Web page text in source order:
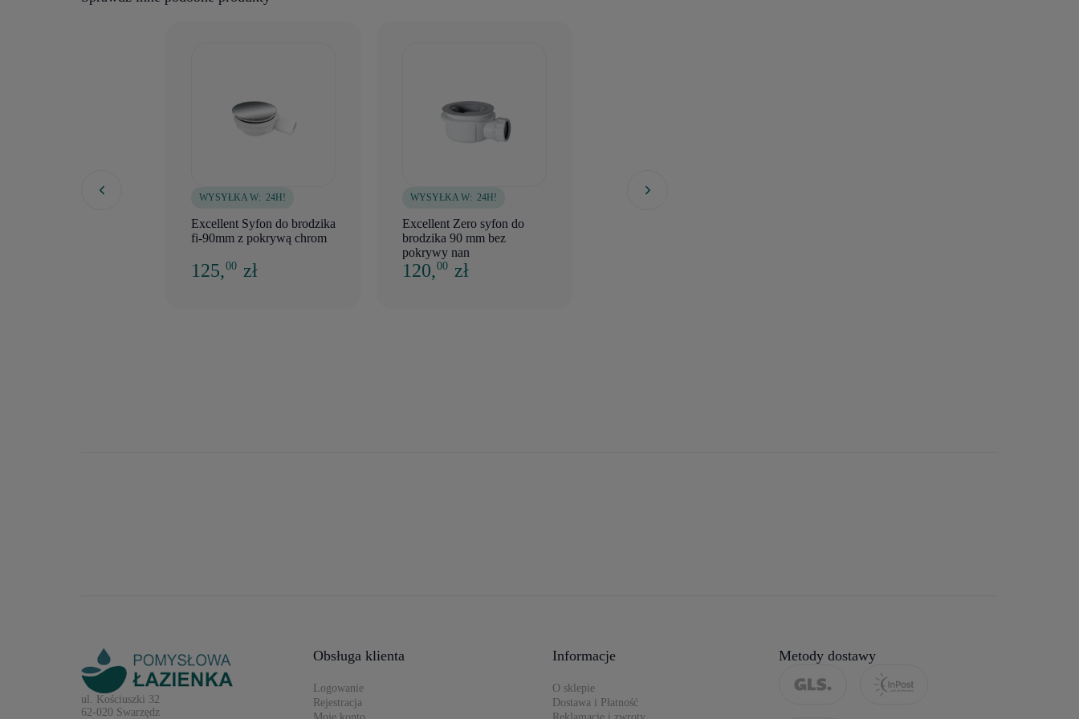
WYSYŁKA W: 24H!
Excellent Syfon do brodzika
fi-90mm z pokrywą chrom
125,00 zł
WYSYŁKA W: 24H!
Excellent Zero syfon do
brodzika 90 mm bez
pokrywy nan
120,00 zł
WYSYŁKA W:
ul. Kościuszki 32
62-020 Swarzędz
Obsługa klienta
Logowanie
Rejestracja
Informacje
O sklepie
Dostawa i Płatność
Metody dostawy